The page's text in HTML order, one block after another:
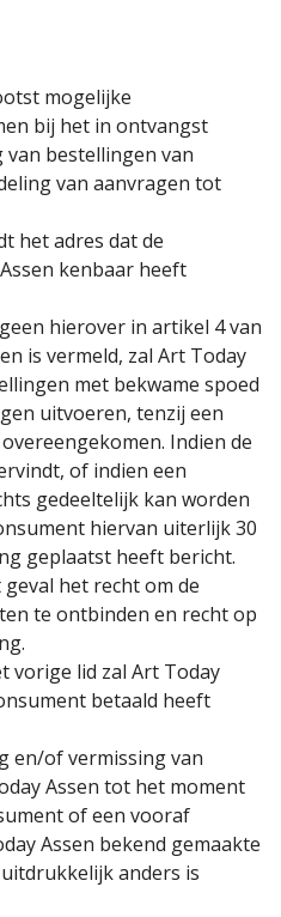
mogelijke
bij het in ontvangst
bestellingen van
van aanvragen tot
het adres dat de
kenbaar heeft
hierover in artikel 4 van
is vermeld, zal Art Today
met bekwame spoed
uitvoeren, tenzij een
Indien de
of indien een
gedeeltelijk kan worden
hiervan uiterlijk 30
geplaatst heeft bericht.
het recht om de
te ontbinden en recht op
vorige lid zal Art Today
betaald heeft
en/of vermissing van
Assen tot het moment
of een vooraf
Assen bekend gemaakte
anders is